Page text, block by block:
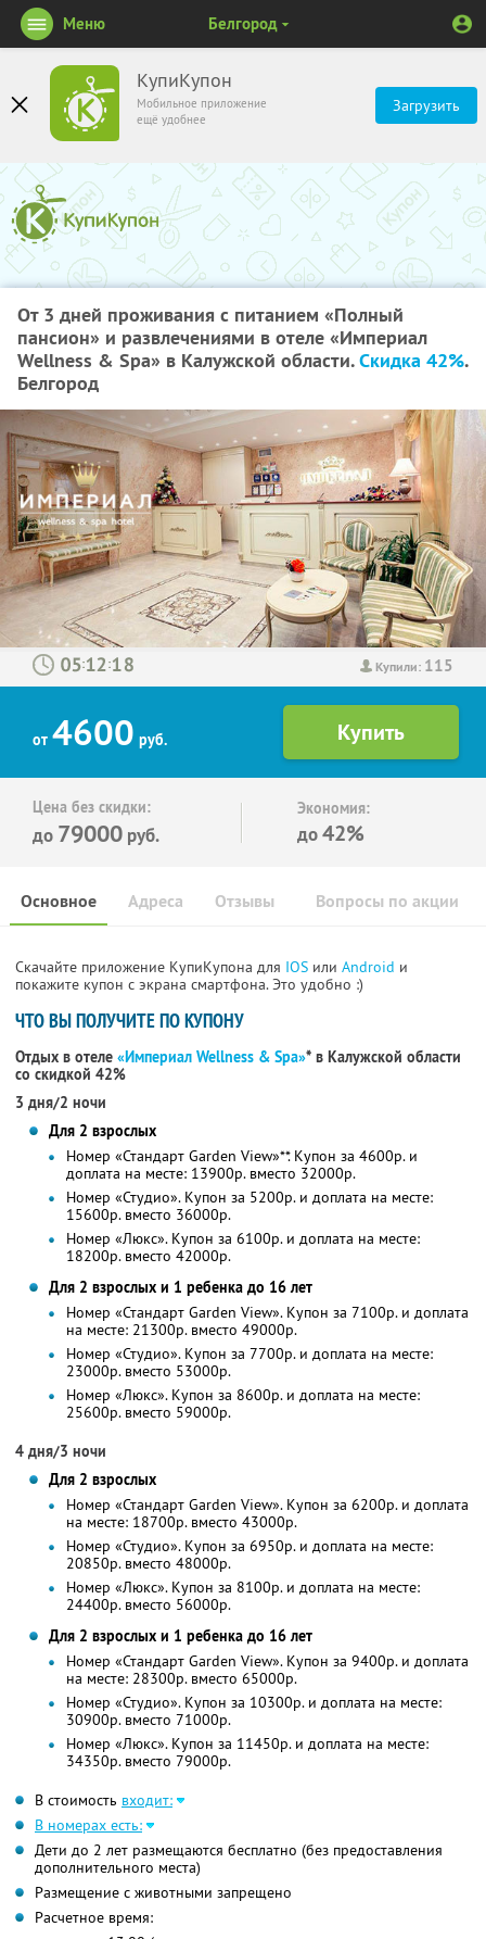
КупиКупон
Мобильное приложение
ещё удобнее
Загрузить
Меню Белгород
От 3 дней проживания с питанием «Полный
пансион» и развлечениями в отеле «Империал
Wellness & Spa» в Калужской области.Скидка 42%.
Белгород
Купили: 115
: :
от 4600 руб.
Цена без скидки:
до 79000 руб.
Экономия:
до42%
Основное Отзывы Вопросы по акции
Адреса
Скачайте приложение КупиКупона для IOS или Android и
покажите купон с экрана смартфона. Это удобно :)
ЧТО ВЫ ПОЛУЧИТЕ ПО КУПОНУ
Отдых в отеле «Империал Wellness & Spa»* в Калужской области
со скидкой 42%
3 дня/2 ночи
Для 2 взрослых
Номер «Стандарт Garden View»**. Купон за 4600р. и
доплата на месте: 13900р. вместо 32000р.
Номер «Студио». Купон за 5200р. и доплата на месте:
15600р. вместо 36000р.
Номер «Люкс». Купон за 6100р. и доплата на месте:
18200р. вместо 42000р.
Для 2 взрослых и 1 ребенка до 16 лет
Номер «Стандарт Garden View». Купон за 7100р. и доплата
на месте: 21300р. вместо 49000р.
Номер «Студио». Купон за 7700р. и доплата на месте:
23000р. вместо 53000р.
Номер «Люкс». Купон за 8600р. и доплата на месте:
25600р. вместо 59000р.
4 дня/3 ночи
Для 2 взрослых
Номер «Стандарт Garden View». Купон за 6200р. и доплата
на месте: 18700р. вместо 43000р.
Номер «Студио». Купон за 6950р. и доплата на месте:
20850р. вместо 48000р.
Номер «Люкс». Купон за 8100р. и доплата на месте:
24400р. вместо 56000р.
Для 2 взрослых и 1 ребенка до 16 лет
Номер «Стандарт Garden View». Купон за 9400р. и доплата
на месте: 28300р. вместо 65000р.
Номер «Студио». Купон за 10300р. и доплата на месте:
30900р. вместо 71000р.
Номер «Люкс». Купон за 11450р. и доплата на месте:
34350р. вместо 79000р.
В стоимость входит:
В номерах есть:
Дети до 2 лет размещаются бесплатно (без предоставления
дополнительного места)
Размещение с животными запрещено
Расчетное время: